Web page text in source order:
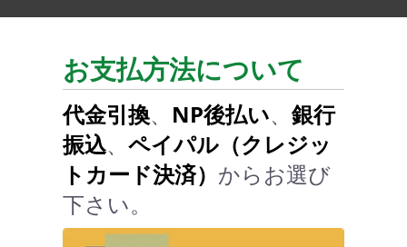
お支払方法について
代金引換、 NP後払い、 銀行
振込、 ペイパル（クレジッ
トカード決済） からお選び
下さい。